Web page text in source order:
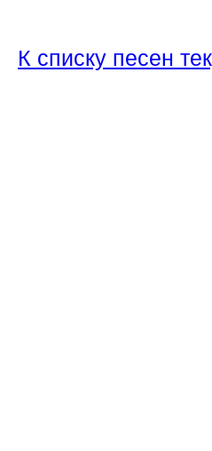
К списку песен